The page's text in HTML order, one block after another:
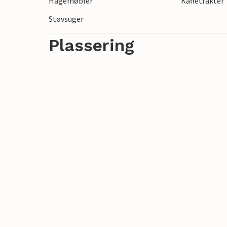
og avslappende ferier.
Støvsuger
Plassering